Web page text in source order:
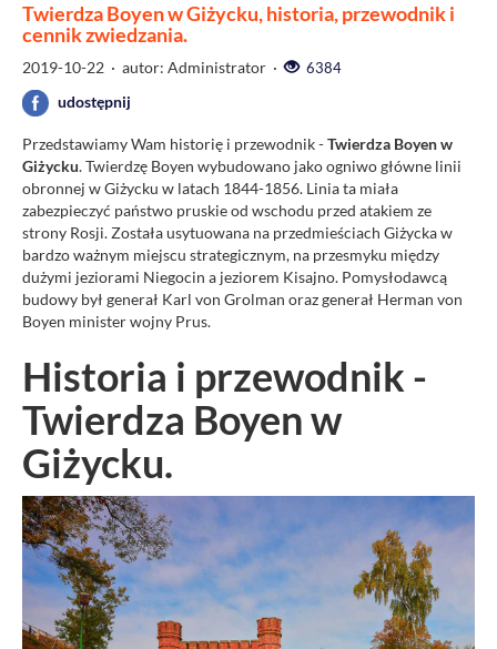
Twierdza Boyen w Giżycku, historia, przewodnik i
cennik zwiedzania.
2019-10-22 · autor: Administrator · 6384
udostępnij
Przedstawiamy Wam historię i przewodnik -Twierdza Boyen w
Giżycku. Twierdzę Boyen wybudowano jako ogniwo główne linii
obronnej w Giżycku w latach 1844-1856. Linia ta miała
zabezpieczyć państwo pruskie od wschodu przed atakiem ze
strony Rosji. Została usytuowana na przedmieściach Giżycka w
bardzo ważnym miejscu strategicznym, na przesmyku między
dużymi jeziorami Niegocin a jeziorem Kisajno. Pomysłodawcą
budowy był generał Karl von Grolman oraz generał Herman von
Boyen minister wojny Prus.
Historia i przewodnik -
Twierdza Boyen w
Giżycku.